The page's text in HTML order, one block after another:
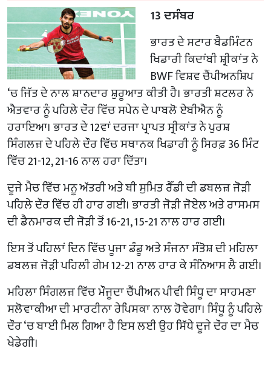
13 ਦਸੰਬਰ
ਭਾਰਤ ਦੇ ਸਟਾਰ ਬੈਡਮਿੰਟਨ
ਖਿਡਾਰੀ ਕਿਦਾਂਬੀ ਸ਼੍ਰੀਕਾਂਤ ਨੇ
BWF ਵਿਸ਼ਵ ਚੈਂਪੀਅਨਸ਼ਿਪ
‘ਚ ਜਿੱਤ ਦੇ ਨਾਲ ਸ਼ਾਨਦਾਰ ਸ਼ੁਰੂਆਤ ਕੀਤੀ ਹੈ। ਭਾਰਤੀ ਸ਼ਟਲਰ ਨੇ
ਐਤਵਾਰ ਨੂੰ ਪਹਿਲੇ ਦੌਰ ਵਿੱਚ ਸਪੇਨ ਦੇ ਪਾਬਲੋ ਏਬੀਐਨ ਨੂੰ
ਹਰਾਇਆ। ਭਾਰਤ ਦੇ 12ਵਾਂ ਦਰਜਾ ਪ੍ਰਾਪਤ ਸ੍ਰੀਕਾਂਤ ਨੇ ਪੁਰਸ਼
ਸਿੰਗਲਜ਼ ਦੇ ਪਹਿਲੇ ਦੌਰ ਵਿੱਚ ਸਥਾਨਕ ਖਿਡਾਰੀ ਨੂੰ ਸਿਰਫ਼ 36 ਮਿੰਟ
ਵਿੱਚ 21-12, 21-16 ਨਾਲ ਹਰਾ ਦਿੱਤਾ।
ਦੂਜੇ ਮੈਚ ਵਿੱਚ ਮਨੂ ਅੱਤਰੀ ਅਤੇ ਬੀ ਸੁਮਿਤ ਰੈੱਡੀ ਦੀ ਡਬਲਜ਼ ਜੋੜੀ
ਪਹਿਲੇ ਦੌਰ ਵਿੱਚ ਹੀ ਹਾਰ ਗਈ। ਭਾਰਤੀ ਜੋੜੀ ਜੋਏਲ ਅਤੇ ਰਾਸਮਸ
ਦੀ ਡੈਨਮਾਰਕ ਦੀ ਜੋੜੀ ਤੋਂ 16-21, 15-21 ਨਾਲ ਹਾਰ ਗਈ।
ਇਸ ਤੋਂ ਪਹਿਲਾਂ ਦਿਨ ਵਿੱਚ ਪੂਜਾ ਡੰਡੂ ਅਤੇ ਸੰਜਨਾ ਸੰਤੋਸ਼ ਦੀ ਮਹਿਲਾ
ਡਬਲਜ਼ ਜੋੜੀ ਪਹਿਲੀ ਗੇਮ 12-21 ਨਾਲ ਹਾਰ ਕੇ ਸੰਨਿਆਸ ਲੈ ਗਈ।
ਮਹਿਲਾ ਸਿੰਗਲਜ਼ ਵਿੱਚ ਮੌਜੂਦਾ ਚੈਂਪੀਅਨ ਪੀਵੀ ਸਿੰਧੂ ਦਾ ਸਾਹਮਣਾ
ਸਲੋਵਾਕੀਆ ਦੀ ਮਾਰਟੀਨਾ ਰੇਪਿਸਕਾ ਨਾਲ ਹੋਵੇਗਾ। ਸਿੰਧੂ ਨੂੰ ਪਹਿਲੇ
ਦੌਰ ‘ਚ ਬਾਈ ਮਿਲ ਗਿਆ ਹੈ ਇਸ ਲਈ ਉਹ ਸਿੱਧੇ ਦੂਜੇ ਦੌਰ ਦਾ ਮੈਚ
ਖੇਡੇਗੀ।